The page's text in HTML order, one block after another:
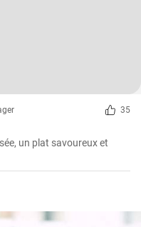
35
un plat savoureux et